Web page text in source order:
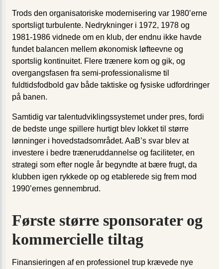
Trods den organisatoriske modernisering var 1980’erne
sportsligt turbulente. Nedrykninger i 1972, 1978 og
1981-1986 vidnede om en klub, der endnu ikke havde
fundet balancen mellem økonomisk løfteevne og
sportslig kontinuitet. Flere trænere kom og gik, og
overgangsfasen fra semi-professionalisme til
fuldtidsfodbold gav både taktiske og fysiske udfordringer
på banen.
Samtidig var talentudviklingssystemet under pres, fordi
de bedste unge spillere hurtigt blev lokket til større
lønninger i hovedstadsområdet. AaB’s svar blev at
investere i bedre træneruddannelse og faciliteter, en
strategi som efter nogle år begyndte at bære frugt, da
klubben igen rykkede op og etablerede sig frem mod
1990’ernes gennembrud.
Første større sponsorater og
kommercielle tiltag
Finansieringen af en professionel trup krævede nye